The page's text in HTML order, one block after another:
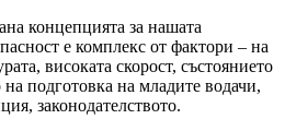
концепцията за нашата
е комплекс от фактори – на
високата скорост, състоянието
подготовка на младите водачи,
законодателството.